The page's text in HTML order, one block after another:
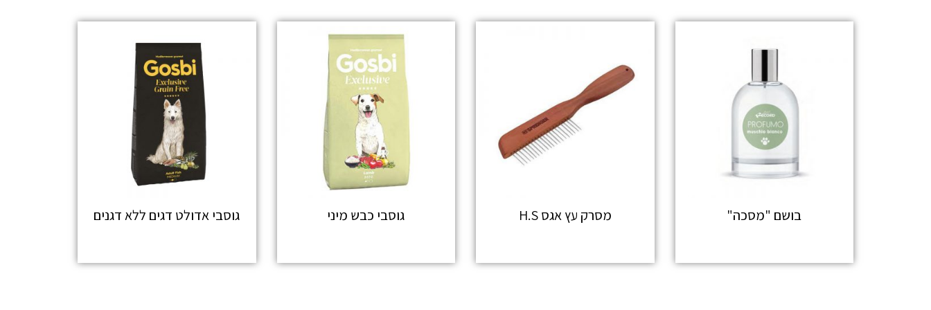
בושם "מסכה" מסרק עץ אגס H.S גוסבי כבש מיני גוסבי אדולט דגים ללא דגנים